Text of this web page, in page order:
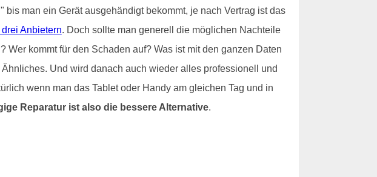
man ein Gerät ausgehändigt bekommt, je nach Vertrag ist das
Anbietern. Doch sollte man generell die möglichen Nachteile
kommt für den Schaden auf? Was ist mit den ganzen Daten
Und wird danach auch wieder alles professionell und
wenn man das Tablet oder Handy am gleichen Tag und in
Reparatur ist also die bessere Alternative.